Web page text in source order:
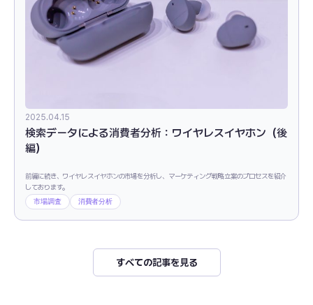
2025.04.15
検索データによる消費者分析：ワイヤレスイヤホン（後
編）
前編に続き、ワイヤレスイヤホンの市場を分析し、マーケティング戦略立案のプロセスを紹介
しております。
市場調査 消費者分析
すべての記事を見る